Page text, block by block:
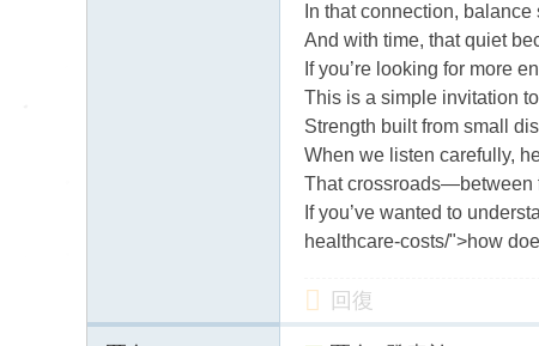
In that connection,
And with time, that quiet
If you’re looking for more
This is a simple invitation
Strength built from small
When we listen carefully,
That
If you’ve wanted to
healthcare-costs/">how
回復